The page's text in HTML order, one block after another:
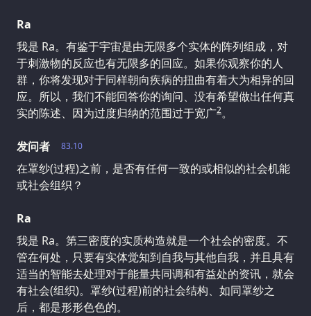
Ra
我是 Ra。有鉴于宇宙是由无限多个实体的阵列组成，对
于刺激物的反应也有无限多的回应。如果你观察你的人
群，你将发现对于同样朝向疾病的扭曲有着大为相异的回
应。所以，我们不能回答你的询问、没有希望做出任何真
实的陈述、因为过度归纳的范围过于宽广2。
83.10
发问者
在罩纱(过程)之前，是否有任何一致的或相似的社会机能
或社会组织？
Ra
我是 Ra。第三密度的实质构造就是一个社会的密度。不
管在何处，只要有实体觉知到自我与其他自我，并且具有
适当的智能去处理对于能量共同调和有益处的资讯，就会
有社会(组织)。罩纱(过程)前的社会结构、如同罩纱之
后，都是形形色色的。